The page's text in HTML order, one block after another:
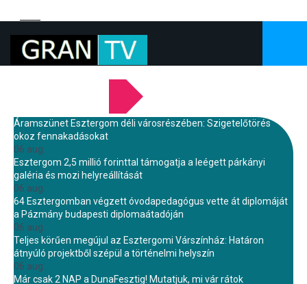
Áramszünet Esztergom déli városrészében: Szigetelőtörés
okoz fennakadásokat
06 aug.
Esztergom 2,5 millió forinttal támogatja a leégett párkányi
galéria és mozi helyreállítását
06 aug.
64 Esztergomban végzett óvodapedagógus vette át diplomáját
a Pázmány budapesti diplomaátadóján
06 aug.
Teljes körűen megújul az Esztergomi Várszínház: Határon
átnyúló projektből szépül a történelmi helyszín
06 aug.
Már csak 2 NAP a DunaFesztig! Mutatjuk, mi vár rátok